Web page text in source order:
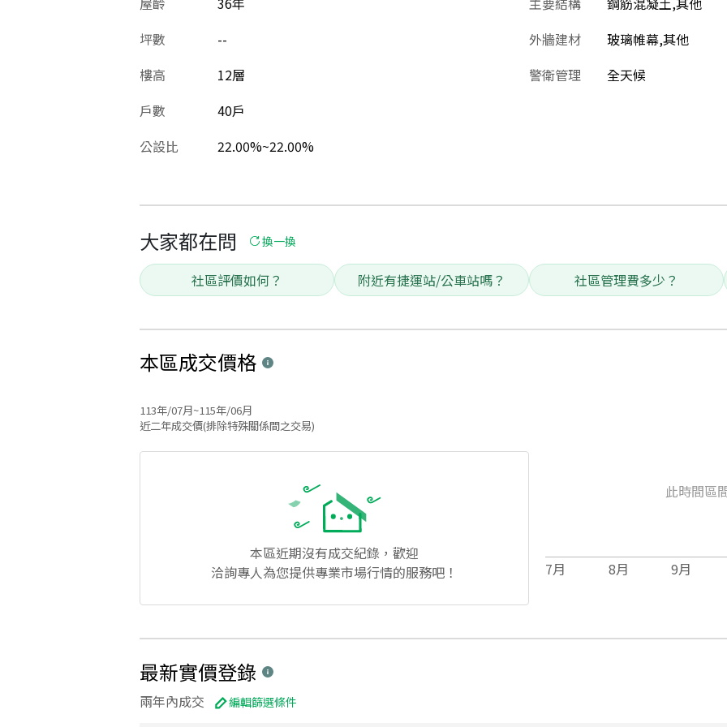
坪數
--
樓高
12層
戶數
40戶
公設比
22.00%~22.00%
外牆建材
玻璃帷幕,其他
警衛管理
全天候
大家都在問 換一換
社區評價如何？ 附近有捷運站/公車站嗎？ 社區管理費多少？
本區成交價格
113年/07月~115年/06月
近二年成交價(排除特殊關係間之交易)
本區近期沒有成交紀錄，歡迎
洽詢專人為您提供專業市場行情的服務吧！
此時間區
7月 8月 9月
最新實價登錄
兩年內成交 編輯篩選條件